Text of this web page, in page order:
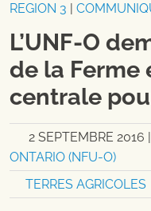
REGION 3
L’UNF-O
de la Ferme
centrale
2 SEPTEMBRE 2016
ONTARIO (NFU-O)
TERRES AGRICOLES